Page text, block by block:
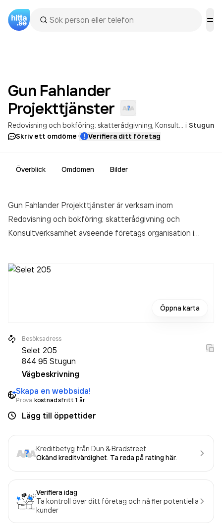
Gun Fahlander
Projekttjänster
Redovisning och bokföring; skatterådgivning Konsultverksamhet avseende företags organisation i Stugun
Skriv ett omdöme· Verifiera ditt företag
Överblick Omdömen Bilder
Gun Fahlander Projekttjänster är verksam inom
Redovisning och bokföring; skatterådgivning och
Konsultverksamhet avseende företags organisation i
Öppna karta
Besöksadress
Selet 205
844 95 Stugun
Vägbeskrivning
Skapa en webbsida!
Prova kostnadsfritt 1 år
Lägg till öppettider
Kreditbetyg från Dun & Bradstreet
Okänd kreditvärdighet. Ta reda på rating här.
Verifiera idag
Ta kontroll över ditt företag och nå fler potentiella
kunder